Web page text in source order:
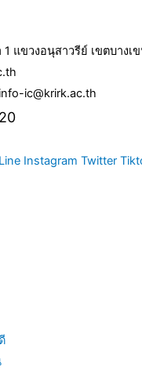
แขวงอนุสาวรีย์ เขตบางเ
ic@krirk.ac.th
Line Instagram Twitter